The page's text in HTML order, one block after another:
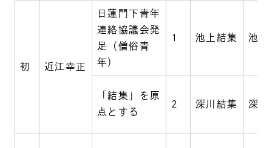
初 近江幸正
日蓮門下青年
連絡協議会発
足（僧俗青
年）
1 池上結集 池上
「結集」を原
点とする
2 深川結集 深川